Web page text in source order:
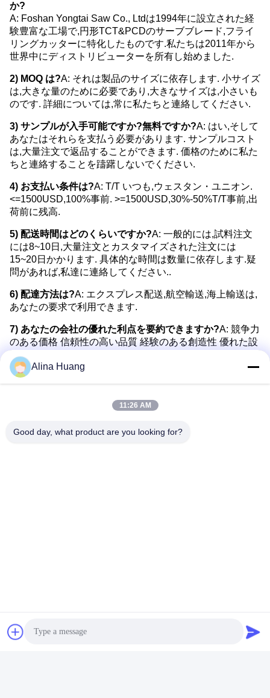
か?
A: Foshan Yongtai Saw Co., Ltdは1994年に設立された経
験豊富な工場で,円形TCT&PCDのサーブブレード,フライ
リングカッターに特化したものです.私たちは2011年から
世界中にディストリビューターを所有し始めました.
2) MOQ は?A: それは製品のサイズに依存します. 小サイズ
は,大きな量のために必要であり,大きなサイズは,小さいも
のです. 詳細については,常に私たちと連絡してください.
3) サンプルが入手可能ですか?無料ですか?A: はい,そして
あなたはそれらを支払う必要があります. サンプルコスト
は,大量注文で返品することができます. 価格のために私た
ちと連絡することを躊躇しないでください.
4) お支払い条件は?A: T/T いつも,ウェスタン・ユニオン.
<=1500USD,100%事前. >=1500USD,30%-50%T/T事前,出
荷前に残高.
5) 配送時間はどのくらいですか?A: 一般的には,試料注文
には8~10日,大量注文とカスタマイズされた注文には
15~20日かかります. 具体的な時間は数量に依存します.疑
問があれば,私達に連絡してください..
6) 配達方法は?A: エクスプレス配送,航空輸送,海上輸送は,
あなたの要求で利用できます.
7) あなたの会社の優れた利点を要約できますか?A: 競争力
のある価格 信頼性の高い品質 経験のある創造性 優れた設
備
TCT Circular Saw BladesTCT Circular Saw BladesTCT Circular
Saw BladesTCT Circular Saw BladesTCT Circular Saw
BladesTCT Circular Saw BladesTCT Circular Saw BladesTCT
BladesTCT Circular Saw BladesTCT Circular Saw BladesTCT
Alina Huang
11:26 AM
Good day, what product are you looking for?